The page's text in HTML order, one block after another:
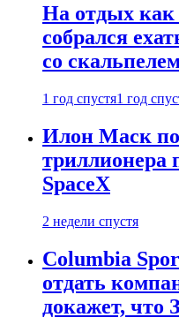
На отдых как
собрался
со
1 год спустя1 год
Илон Маск
триллионера
SpaceX
2 недели спустя
Columbia
отдать
докажет, что